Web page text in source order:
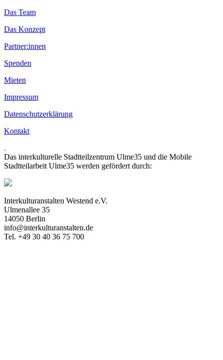
Das Team
Das Konzept
Partner:innen
Spenden
Mieten
Impressum
Datenschutzerklärung
Kontakt
.
Das interkulturelle Stadtteilzentrum Ulme35 und die Mobile
Stadtteilarbeit Ulme35 werden gefördert durch:
Interkulturanstalten Westend e.V.
Ulmenallee 35
14050 Berlin
info@interkulturanstalten.de
Tel. +49 30 40 36 75 700